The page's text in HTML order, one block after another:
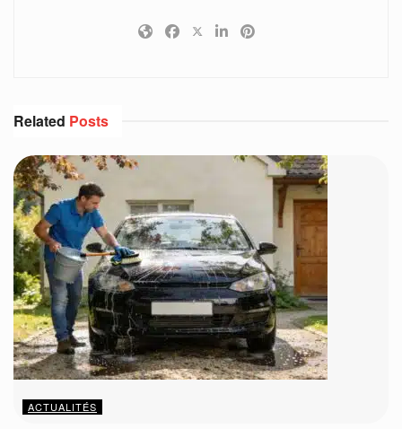
Related Posts
ACTUALITÉS